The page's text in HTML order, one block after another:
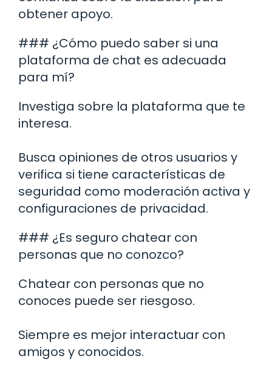
obtener apoyo.
### ¿Cómo puedo saber si una
plataforma de chat es adecuada
para mí?
Investiga sobre la plataforma que te
interesa.
Busca opiniones de otros usuarios y
verifica si tiene características de
seguridad como moderación activa y
configuraciones de privacidad.
### ¿Es seguro chatear con
personas que no conozco?
Chatear con personas que no
conoces puede ser riesgoso.
Siempre es mejor interactuar con
amigos y conocidos.